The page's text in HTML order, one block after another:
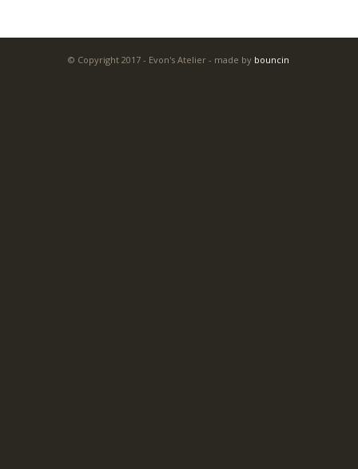
© Copyright 2017 - Evon's Atelier - made by bouncin